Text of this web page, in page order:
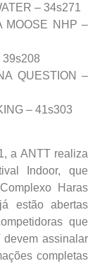
– 34s271
MOOSE NHP –
QUESTION –
– 41s303
a ANTT realiza
Indoor, que
Haras
estão abertas
que
assinalar
completas